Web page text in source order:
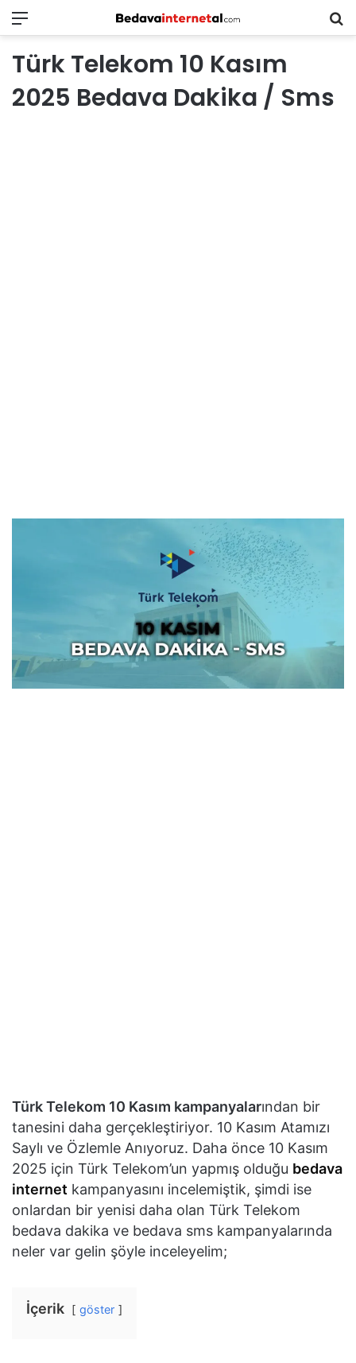
Menü
Türk Telekom 10 Kasım
2025 Bedava Dakika / Sms
Türk Telekom 10 Kasım kampanyalarından bir
tanesini daha gerçekleştiriyor. 10 Kasım Atamızı
Saylı ve Özlemle Anıyoruz. Daha önce 10 Kasım
2025 için Türk Telekom’un yapmış olduğu bedava
internet kampanyasını incelemiştik, şimdi ise
onlardan bir yenisi daha olan Türk Telekom
bedava dakika ve bedava sms kampanyalarında
neler var gelin şöyle inceleyelim;
İçerik göster